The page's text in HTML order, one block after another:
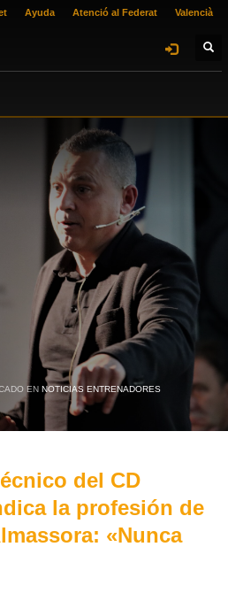
Ayuda Atenció al Federat Valencià
EN NOTICIAS ENTRENADORES
del CD
la profesión de
«Nunca